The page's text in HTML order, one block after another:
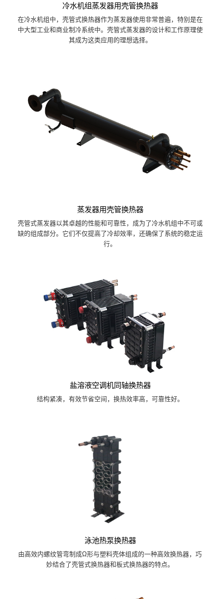
冷水机组蒸发器用壳管换热器
在冷水机组中，壳管式换热器作为蒸发器使用非常普遍，特别是在
中大型工业和商业制冷系统中。壳管式蒸发器的设计和工作原理使
其成为这类应用的理想选择。
蒸发器用壳管换热器
壳管式蒸发器以其卓越的性能和可靠性，成为了冷水机组中不可或
缺的组成部分。它们不仅提高了冷却效率，还确保了系统的稳定运
行。
盐溶液空调机同轴换热器
结构紧凑，有效节省空间，换热效率高，可靠性好。
泳池热泵换热器
由高效内螺纹管弯制成Ω形与塑料壳体组成的一种高效换热器，巧
妙结合了壳管式换热器和板式换热器的特点。